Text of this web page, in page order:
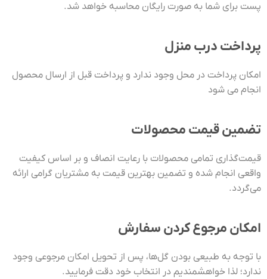
پست برای شما به صورت رایگان محاسبه خواهد شد.
پرداخت درب منزل
امکان پرداخت در محل وجود ندارد و پرداخت قبل از ارسال محصول
انجام می شود
تضمین قیمت محصولات
قیمت‌گذاری تمامی محصولات با رعایت انصاف و بر اساس کیفیت
واقعی انجام شده و تضمین بهترین قیمت به مشتریان گرامی ارائه
می‌گردد.
امکان مرجوع کردن سفارش
با توجه به طبیعی بودن گل‌ها، پس از تحویل امکان مرجوعی وجود
ندارد؛ لذا خواهشمندیم در انتخاب خود دقت فرمایید.